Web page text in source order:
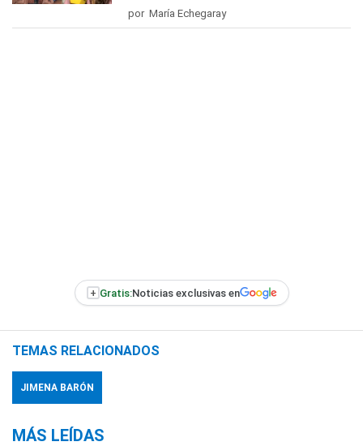
por María Echegaray
+ Gratis:Noticias exclusivas en
TEMAS RELACIONADOS
JIMENA BARÓN
MÁS LEÍDAS